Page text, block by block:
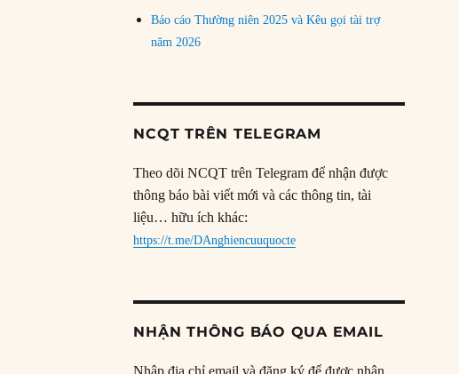
Báo cáo Thường niên 2025 và Kêu gọi tài trợ
năm 2026
NCQT TRÊN TELEGRAM
Theo dõi NCQT trên Telegram để nhận được
thông báo bài viết mới và các thông tin, tài
liệu… hữu ích khác:
https://t.me/DAnghiencuuquocte
NHẬN THÔNG BÁO QUA EMAIL